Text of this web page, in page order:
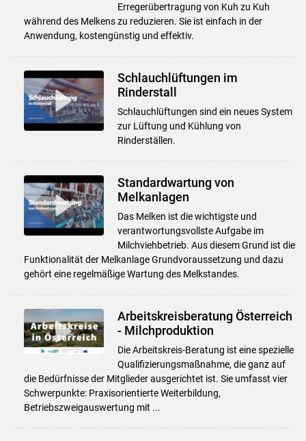
Erregerübertragung von Kuh zu Kuh
während des Melkens zu reduzieren. Sie ist einfach in der
Anwendung, kostengünstig und effektiv.
Schlauchlüftungen im
Rinderstall
Schlauchlüftungen sind ein neues System
zur Lüftung und Kühlung von
Rinderställen.
Standardwartung von
Melkanlagen
Das Melken ist die wichtigste und
verantwortungsvollste Aufgabe im
Milchviehbetrieb. Aus diesem Grund ist die
Funktionalität der Melkanlage Grundvoraussetzung und dazu
gehört eine regelmäßige Wartung des Melkstandes.
Arbeitskreisberatung Österreich
- Milchproduktion
Die Arbeitskreis-Beratung ist eine spezielle
Qualifizierungsmaßnahme, die ganz auf
die Bedürfnisse der Mitglieder ausgerichtet ist. Sie umfasst vier
Schwerpunkte: Praxisorientierte Weiterbildung,
Betriebszweigauswertung mit ...